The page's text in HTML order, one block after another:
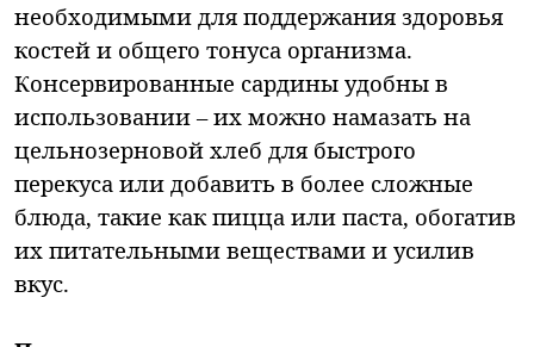
необходимыми для поддержания здоровья
костей и общего тонуса организма.
Консервированные сардины удобны в
использовании – их можно намазать на
цельнозерновой хлеб для быстрого
перекуса или добавить в более сложные
блюда, такие как пицца или паста, обогатив
их питательными веществами и усилив
вкус.